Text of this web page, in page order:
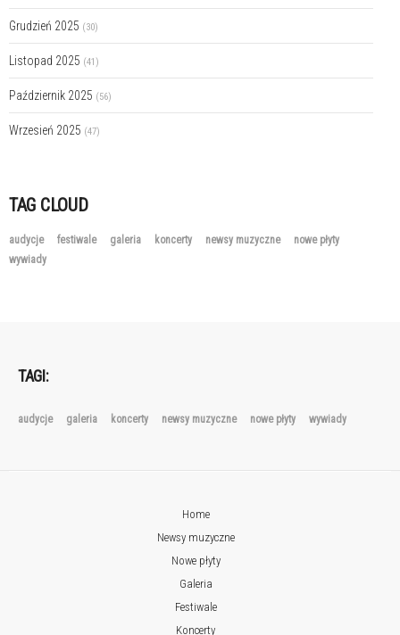
Grudzień 2025 (30)
Listopad 2025 (41)
Październik 2025 (56)
Wrzesień 2025 (47)
TAG CLOUD
audycje festiwale galeria koncerty newsy muzyczne
nowe płyty
wywiady
TAGI:
audycje galeria koncerty newsy muzyczne nowe płyty wywiady
Home
Newsy muzyczne
Nowe płyty
Galeria
Festiwale
Koncerty